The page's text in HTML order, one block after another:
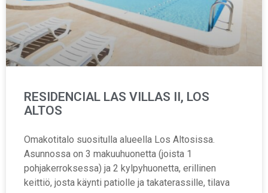
RESIDENCIAL LAS VILLAS II, LOS
ALTOS
Omakotitalo suositulla alueella Los Altosissa.
Asunnossa on 3 makuuhuonetta (joista 1
pohjakerroksessa) ja 2 kylpyhuonetta, erillinen
keittiö, josta käynti patiolle ja takaterassille, tilava